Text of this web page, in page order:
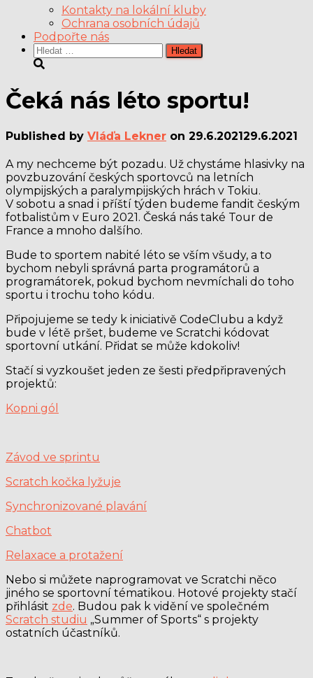
Kontakty na lokální kluby
Ochrana osobních údajů
Podpořte nás
Vyhledávání
Čeká nás léto sportu!
Published by Vláďa Lekner on 29.6.202129.6.2021
A my nechceme být pozadu. Už chystáme hlasivky na
povzbuzování českých sportovců na letních
olympijských a paralympijských hrách v Tokiu.
V sobotu a snad i příští týden budeme fandit českým
fotbalistům v Euro 2021. Česká nás také Tour de
France a mnoho dalšího.
Bude to sportem nabité léto se vším všudy, a to
bychom nebyli správná parta programátorů a
programátorek, pokud bychom nevmíchali do toho
sportu i trochu toho kódu.
Připojujeme se tedy k iniciativě CodeClubu a když
bude v létě pršet, budeme ve Scratchi kódovat
sportovní utkání. Přidat se může kdokoliv!
Stačí si vyzkoušet jeden ze šesti předpřipravených
projektů:
Kopni gól
Závod ve sprintu
Scratch kočka lyžuje
Synchronizované plavání
Chatbot
Relaxace a protažení
Nebo si můžete naprogramovat ve Scratchi něco
jiného se sportovní tématikou. Hotové projekty stačí
přihlásit zde. Budou pak k vidění ve společném
Scratch studiu „Summer of Sports“ s projekty
ostatních účastníků.